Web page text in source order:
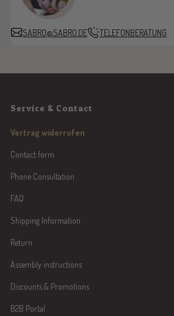
SABRO@SABRO.DE TELEFONBERATUNG
Service & Contact
Vertrag widerrufen
Contact form
Phone Consultation
FAQ
Shipping Information
Return
Assembly instructions
Discounts & Promotions
B2B Portal